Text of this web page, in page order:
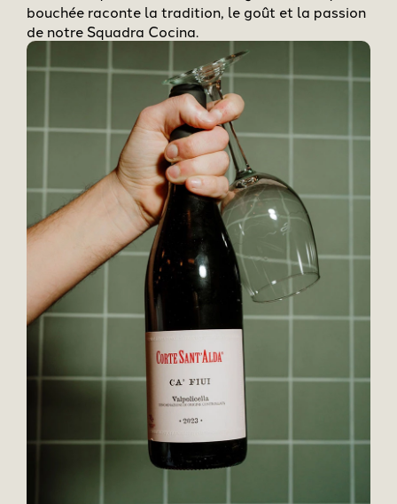
bouchée raconte la tradition, le goût et la passion
de notre Squadra Cocina.